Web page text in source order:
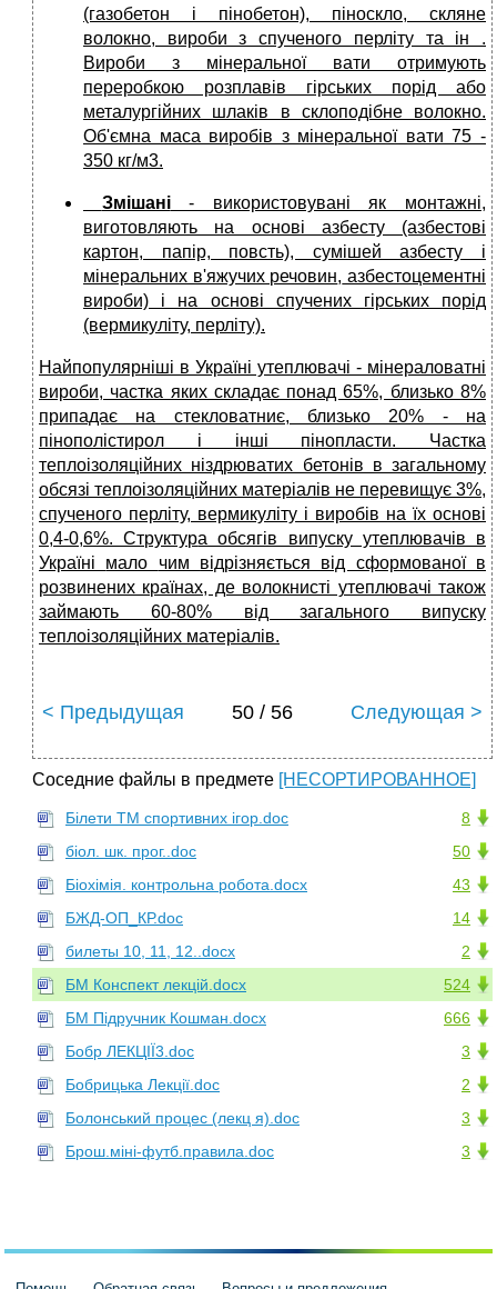
(газобетон і пінобетон), піноскло, скляне
волокно, вироби з спученого перліту та ін .
Вироби з мінеральної вати отримують
переробкою розплавів гірських порід або
металургійних шлаків в склоподібне волокно.
Об'ємна маса виробів з мінеральної вати 75 -
350 кг/м3.
Змішані- використовувані як монтажні,
виготовляють на основі азбесту (азбестові
картон, папір, повсть), сумішей азбесту і
мінеральних в'яжучих речовин, азбестоцементні
вироби) і на основі спучених гірських порід
(вермикуліту, перліту).
Найпопулярніші в Україні утеплювачі - мінераловатні
вироби, частка яких складає понад 65%, близько 8%
припадає на стекловатниє, близько 20% - на
пінополістирол і інші пінопласти. Частка
теплоізоляційних ніздрюватих бетонів в загальному
обсязі теплоізоляційних матеріалів не перевищує 3%,
спученого перліту, вермикуліту і виробів на їх основі
0,4-0,6%. Структура обсягів випуску утеплювачів в
Україні мало чим відрізняється від сформованої в
розвинених країнах, де волокнисті утеплювачі також
займають 60-80% від загального випуску
теплоізоляційних матеріалів.
< Предыдущая 50 / 56 Следующая >
Соседние файлы в предмете [НЕСОРТИРОВАННОЕ]
8
Білети ТМ спортивних ігор.doc
50
біол. шк. прог..doc
43
Біохімія. контрольна робота.docx
14
БЖД-ОП_КР.doc
2
билеты 10, 11, 12..docx
524
БМ Конспект лекцій.docx
666
БМ Підручник Кошман.docx
3
Бобр ЛЕКЦІЇ3.doc
2
Бобрицька Лекції.doc
3
Болонський процес (лекц я).doc
3
Брош.міні-футб.правила.doc